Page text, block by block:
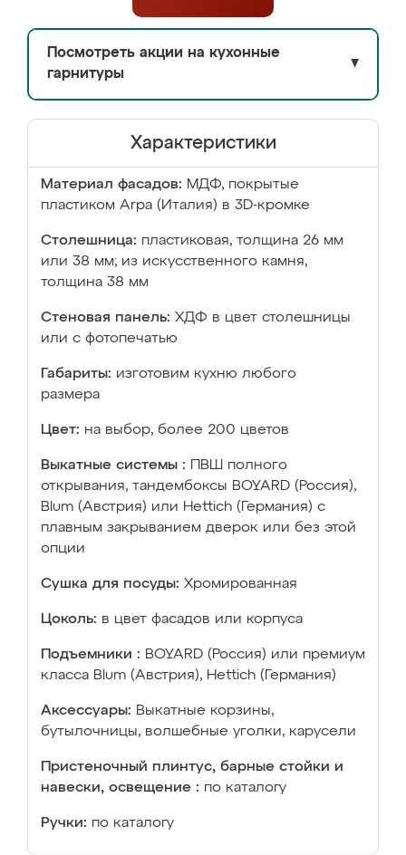
Посмотреть акции на кухонные
гарнитуры
▼
Характеристики
Материал фасадов: МДФ, покрытые
пластиком Arpa (Италия) в 3D-кромке
Столешница: пластиковая, толщина 26 мм
или 38 мм; из искусственного камня,
толщина 38 мм
Стеновая панель: ХДФ в цвет столешницы
или с фотопечатью
Габариты: изготовим кухню любого
размера
Цвет: на выбор, более 200 цветов
Выкатные системы :
ПВШ полного
открывания, тандембоксы BOYARD (Россия),
Blum (Австрия) или Hettich (Германия) с
плавным закрыванием дверок или без этой
опции
Сушка для посуды: Хромированная
Цоколь: в цвет фасадов или корпуса
Подъемники : BOYARD (Россия) или премиум
класса Blum (Австрия), Hettich (Германия)
Аксессуары: Выкатные корзины,
бутылочницы, волшебные уголки, карусели
Пристеночный плинтус, барные стойки и
навески, освещение : по каталогу
Ручки: по каталогу